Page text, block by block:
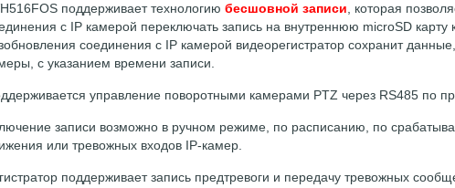
поддерживает технологию бесшовной записи , которая
с IP камерой переключать запись на внутреннюю microSD
соединения с IP камерой видеорегистратор сохранит
с указанием времени записи.
управление поворотными камерами PTZ через RS485 по
записи возможно в ручном режиме, по расписанию, по
или тревожных входов IP-камер.
поддерживает запись предтревоги и передачу тревожных